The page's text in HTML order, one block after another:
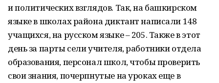
и политических взглядов. Так, на башкирском
языке в школах района диктант написали 148
учащихся, на русском языке – 205. Также в этот
день за парты сели учителя, работники отдела
образования, персонал школ, чтобы проверить
свои знания, почерпнутые на уроках еще в